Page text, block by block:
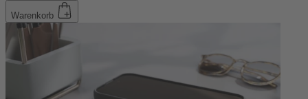
Warenkorb